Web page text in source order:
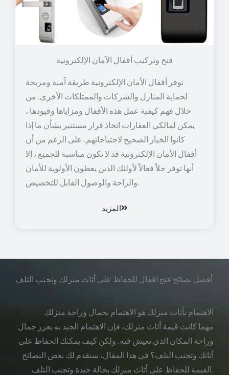
توفر أقفال الأمان الإلكترونية طريقة آمنة ومريحة
لحماية المنازل والشركات والممتلكات الأخرى. من
خلال فهم كيفية عمل هذه الأقفال ومزاياها وقيودها ،
يمكن لمالكي العقارات اتخاذ قرار مستنير بشأن ما إذا
كانوا الخيار الصحيح لاحتياجاتهم. على الرغم من أن
أقفال الأمان الإلكترونية قد لا تكون مناسبة للجميع ، إلا
أنها توفر حلاً فعالاً لأولئك الذين يعطون الأولوية للأمان
والراحة والوصول القابل للتخصيص.
المزيد
أفضل نصائح فتح اقفال للحفاظ على أثاث منزلك وتجنب التلف
الاهتمام بأثاث منزلك هو الاهتمام بجمال وراحة منزلك
مهما كانت قيمة أثاث منزلك، فإن الاهتمام الجيد به يعزز جمال
وراحة المكان الذي تعيش فيه. ولكن كيف يمكنك الحفاظ على
أثاثك وتجنب التلف؟ في هذا المقال، سنقدم لك بعض النصائح
القيمة للحفاظ على أثاث منزلك بحالة جيدة وتجنب التلف.